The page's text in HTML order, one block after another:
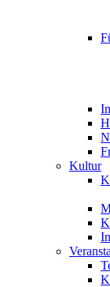
Kultur